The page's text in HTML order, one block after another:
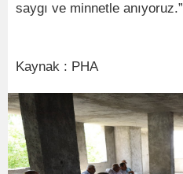
saygı ve minnetle anıyoruz.”
Kaynak : PHA